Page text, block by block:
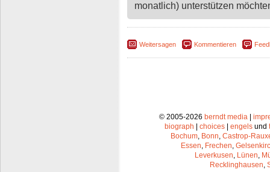
monatlich) unterstützen
Weitersagen Kommentieren
© 2005-2026 berndt media|
biograph
choices engels und
Bochum, Bonn, Castrop-
Essen, Frechen,
Leverkusen, Lünen,
Recklinghausen,